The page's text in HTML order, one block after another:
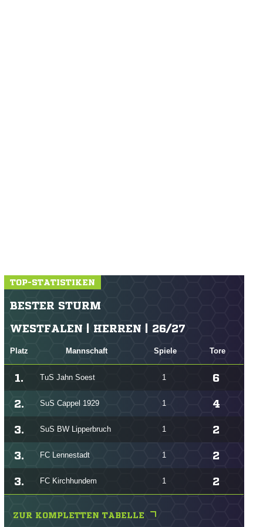
TOP-STATISTIKEN
BESTER STURM
WESTFALEN | HERREN | 26/27
Platz Mannschaft Spiele Tore
1. TuS Jahn Soest 1 6
2. SuS Cappel 1929 1 4
3. SuS BW Lipperbruch 1 2
3. FC Lennestadt 1 2
3. FC Kirchhundem 1 2
ZUR KOMPLETTEN TABELLE